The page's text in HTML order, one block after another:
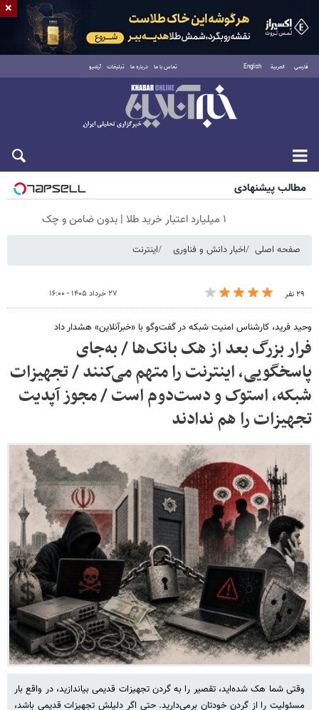
فارسی العربية English تماس با ما درباره ما تبلیغات آرشیو
جمعه ۱۶ مرداد ۱۴۰۵
مطالب پیشنهادی
۱ میلیارد اعتبار خرید طلا | بدون ضامن و چک
صفحه اصلی اخبار دانش و فناوری اینترنت
۲۹ نفر ۲۷ خرداد ۱۴۰۵ - ۱۶:۰۰
وحید فرید، کارشناس امنیت شبکه در گفت‌وگو با «خبرآنلاین» هشدار داد
فرار بزرگ بعد از هک بانک‌ها / به‌جای
پاسخگویی، اینترنت را متهم می‌کنند / تجهیزات
شبکه، استوک و دست‌دوم است / مجوز آپدیت
تجهیزات را هم ندادند
وقتی شما هک شده‌اید، تقصیر را به گردن تجهیزات قدیمی بیاندازید، در واقع بار
مسئولیت را از گردن خودتان برمی‌دارید. حتی اگر دلیلش تجهیزات قدیمی باشد،
×